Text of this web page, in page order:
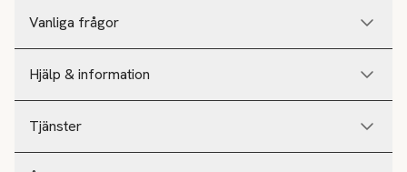
Vanliga frågor
Hjälp & information
Tjänster